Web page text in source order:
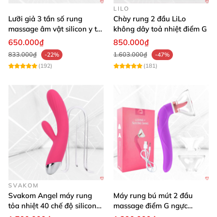
Lưỡi giả 3 tần số rung
massage âm vật silicon y tế
an toàn
650.000₫
833.000₫
-22%
(192)
LILO
Chày rung 2 đầu LiLo
không dây toả nhiệt điểm G
850.000₫
1.603.000₫
-47%
(181)
SVAKOM
Svakom Angel máy rung
tỏa nhiệt 40 chế độ silicon
Máy rung bú mút 2 đầu
massage điểm G ngực